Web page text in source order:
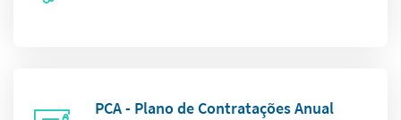
PCA - Plano de Contratações Anual